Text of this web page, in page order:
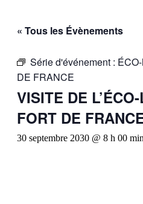
« Tous les Évènements
Série d'événement :
DE FRANCE
VISITE DE
FORT DE
30 septembre 2030 @ 8 h 00 min